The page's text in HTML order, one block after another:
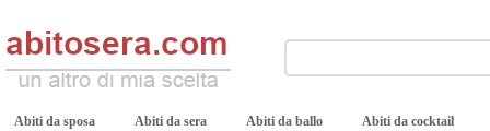
Abiti da sposa Abiti da sera Abiti da ballo Abiti da cocktail